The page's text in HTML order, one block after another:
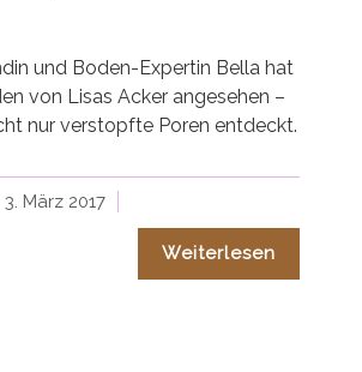
und Boden-Expertin Bella hat
von Lisas Acker angesehen –
nur verstopfte Poren entdeckt.
3. März 2017
Weiterlesen